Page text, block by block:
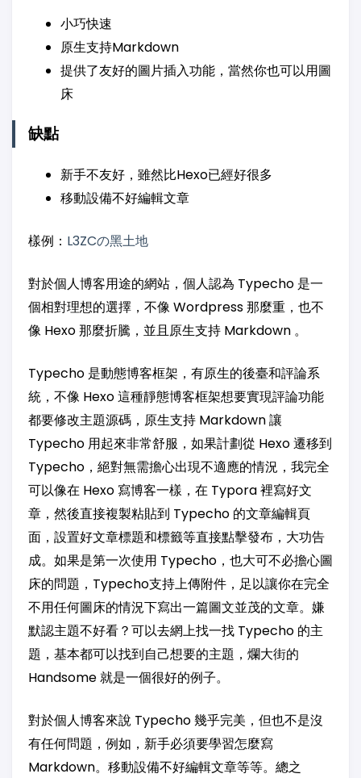
小巧快速
原生支持Markdown
提供了友好的圖片插入功能，當然你也可以用圖
床
缺點
新手不友好，雖然比Hexo已經好很多
移動設備不好編輯文章
樣例： L3ZCの黑土地
對於個人博客用途的網站，個人認為 Typecho 是一
個相對理想的選擇，不像 Wordpress 那麼重，也不
像 Hexo 那麼折騰，並且原生支持 Markdown 。
Typecho 是動態博客框架，有原生的後臺和評論系
統，不像 Hexo 這種靜態博客框架想要實現評論功能
都要修改主題源碼，原生支持 Markdown 讓
Typecho 用起來非常舒服，如果計劃從 Hexo 遷移到
Typecho，絕對無需擔心出現不適應的情況，我完全
可以像在 Hexo 寫博客一樣，在 Typora 裡寫好文
章，然後直接複製粘貼到 Typecho 的文章編輯頁
面，設置好文章標題和標籤等直接點擊發布，大功告
成。如果是第一次使用 Typecho，也大可不必擔心圖
床的問題，Typecho支持上傳附件，足以讓你在完全
不用任何圖床的情況下寫出一篇圖文並茂的文章。嫌
默認主題不好看？可以去網上找一找 Typecho 的主
題，基本都可以找到自己想要的主題，爛大街的
Handsome 就是一個很好的例子。
對於個人博客來說 Typecho 幾乎完美，但也不是沒
有任何問題，例如，新手必須要學習怎麼寫
Markdown。移動設備不好編輯文章等等。總之